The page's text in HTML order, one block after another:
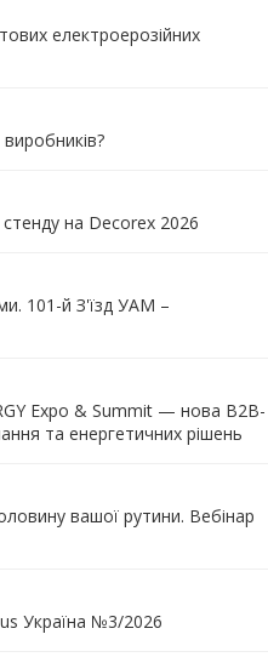
електроерозійних
на Decorex 2026
101-й З'їзд УАМ –
Expo & Summit — нова B2B-
та енергетичних рішень
вашої рутини. Вебінар
Україна №3/2026